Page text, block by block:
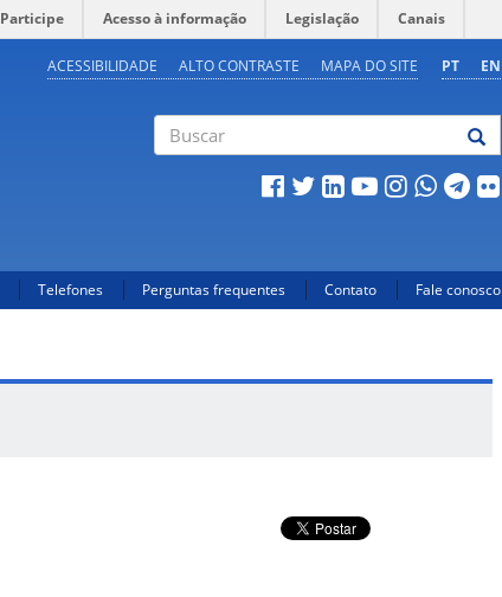
Participe Acesso à informação Legislação Canais
PT EN
ACESSIBILIDADE ALTO CONTRASTE MAPA DO SITE
Telefones Perguntas frequentes Contato Fale conosco